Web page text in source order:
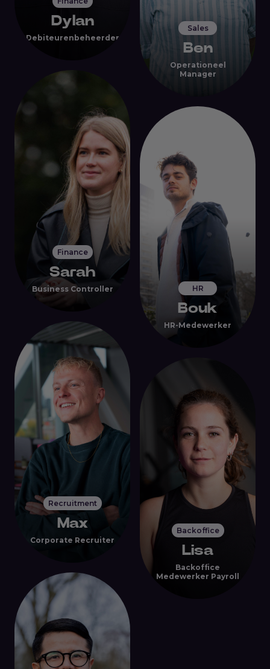
Dylan
Debiteurenbeheerder
Sales
Ben
Operationeel
Manager
Finance
Sarah
Business Controller HR
Bouk
HR-Medewerker
Recruitment
Max
Corporate Recruiter
Backoffice
Lisa
Backoffice
Medewerker Payroll